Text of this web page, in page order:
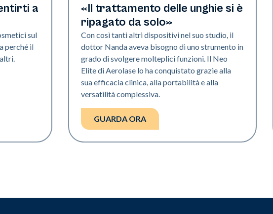
a
sul
perché il
Neo Elite | Video
«Il trattamento delle unghie si è
ripagato da solo»
Con così tanti altri dispositivi nel suo studio, il
dottor Nanda aveva bisogno di uno strumento in
grado di svolgere molteplici funzioni. Il Neo
Elite di Aerolase lo ha conquistato grazie alla
sua efficacia clinica, alla portabilità e alla
versatilità complessiva.
GUARDA ORA